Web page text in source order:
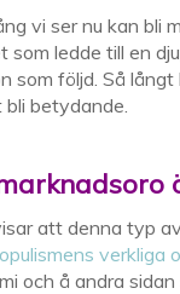
vi ser nu kan bli
ledde till en
som följd. Så
bli betydande.
att denna typ
verkliga
och å andra